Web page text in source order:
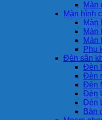
Màn
Màn hình
Màn
Màn
Màn
Phụ
Đèn sân
Đèn
Đèn
Đèn
Đèn
Đèn
Bàn